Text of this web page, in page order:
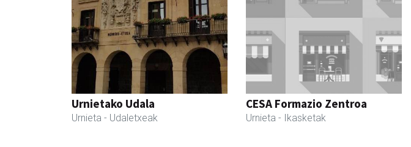
Urnietako Udala
Urnieta - Udaletxeak
CESA Formazio Zentroa
Urnieta - Ikasketak